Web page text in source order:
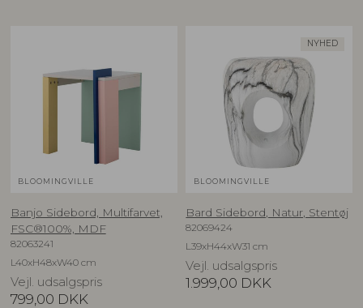
BLOOMINGVILLE
Banjo Sidebord, Multifarvet,
FSC®100%, MDF
82063241
L40xH48xW40 cm
Vejl. udsalgspris
799,00 DKK
NYHED
BLOOMINGVILLE
Bard Sidebord, Natur, Stentøj
82069424
L39xH44xW31 cm
Vejl. udsalgspris
1.999,00 DKK